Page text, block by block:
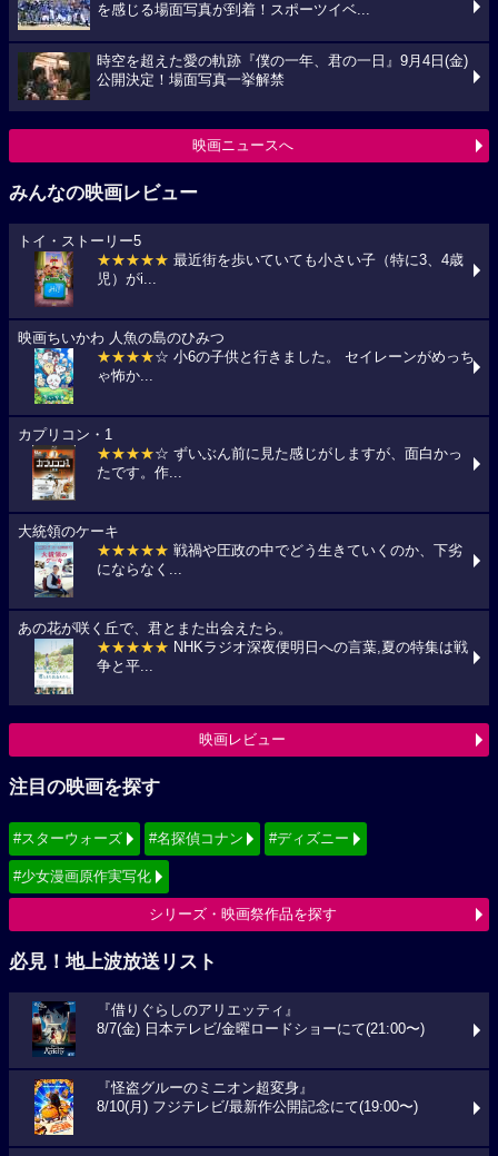
を感じる場面写真が到着！スポーツイベ...
時空を超えた愛の軌跡『僕の一年、君の一日』9月4日(金)
公開決定！場面写真一挙解禁
映画ニュースへ
みんなの映画レビュー
トイ・ストーリー5
★★★★★ 最近街を歩いていても小さい子（特に3、4歳
児）がi...
映画ちいかわ 人魚の島のひみつ
★★★★☆ 小6の子供と行きました。 セイレーンがめっち
ゃ怖か...
カプリコン・1
★★★★☆ ずいぶん前に見た感じがしますが、面白かっ
たです。作...
大統領のケーキ
★★★★★ 戦禍や圧政の中でどう生きていくのか、下劣
にならなく...
あの花が咲く丘で、君とまた出会えたら。
★★★★★ NHKラジオ深夜便明日への言葉,夏の特集は戦
争と平...
映画レビュー
注目の映画を探す
#スターウォーズ #名探偵コナン #ディズニー
#少女漫画原作実写化
シリーズ・映画祭作品を探す
必見！地上波放送リスト
『借りぐらしのアリエッティ』
8/7(金) 日本テレビ/金曜ロードショーにて(21:00〜)
『怪盗グルーのミニオン超変身』
8/10(月) フジテレビ/最新作公開記念にて(19:00〜)